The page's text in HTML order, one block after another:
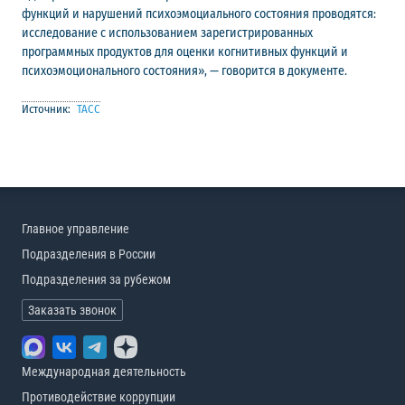
функций и нарушений психоэмоциального состояния проводятся:
исследование с использованием зарегистрированных
программных продуктов для оценки когнитивных функций и
психоэмоционального состояния», — говорится в документе.
Источник: ТАСС
Главное управление
Подразделения в России
Подразделения за рубежом
Заказать звонок
Международная деятельность
Противодействие коррупции